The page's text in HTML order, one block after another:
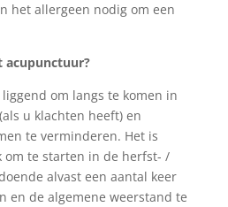
het allergeen nodig om een
acupunctuur?
om langs te komen in
u klachten heeft) en
te verminderen. Het is
te starten in de herfst- /
alvast een aantal keer
en de algemene weerstand te